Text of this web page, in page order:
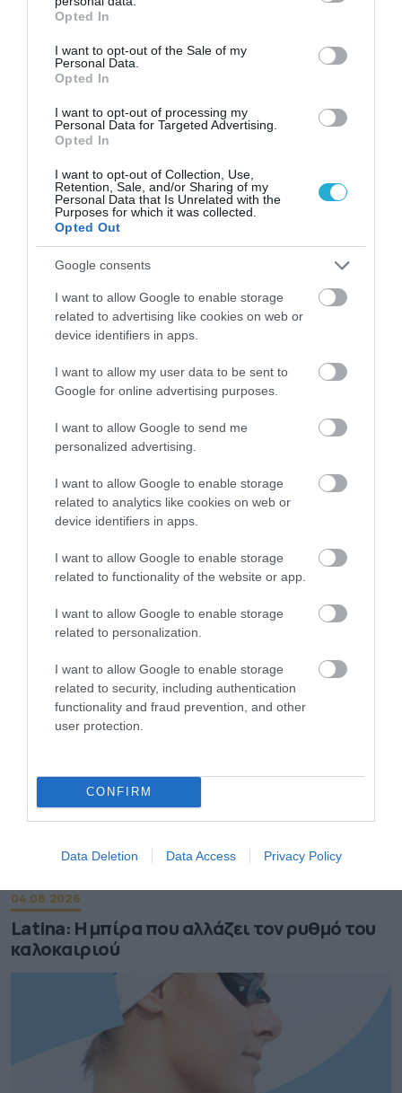
grant or deny consent to Google and its third-party tags to
use your data for below specified purposes in below Google
consent section.
Opted In
I want to opt-out of the Sale of my
Personal Data.
Opted In
I want to opt-out of processing my
Personal Data for Targeted Advertising.
Opted In
I want to opt-out of Collection, Use,
Retention, Sale, and/or Sharing of my
Personal Data that Is Unrelated with the
Purposes for which it was collected.
Opted Out
Google consents
I want to allow Google to enable storage
related to advertising like cookies on web or
device identifiers in apps.
I want to allow my user data to be sent to
Google for online advertising purposes.
I want to allow Google to send me
personalized advertising.
I want to allow Google to enable storage
related to analytics like cookies on web or
device identifiers in apps.
I want to allow Google to enable storage
related to functionality of the website or app.
I want to allow Google to enable storage
related to personalization.
I want to allow Google to enable storage
related to security, including authentication
functionality and fraud prevention, and other
user protection.
CONFIRM
Data Deletion Data Access Privacy Policy
μειώθηκαν οι τιμές στα σούπερ μάρκετ
Σκλαβενίτης: Άνοιξε νέο κατάστημα στη
Efood: Άλμα 74,7% στον τζίρο της Go
Delivery το 2025
04.08.2026
Latina: Η μπίρα που αλλάζει τον ρυθμό του
καλοκαιριού